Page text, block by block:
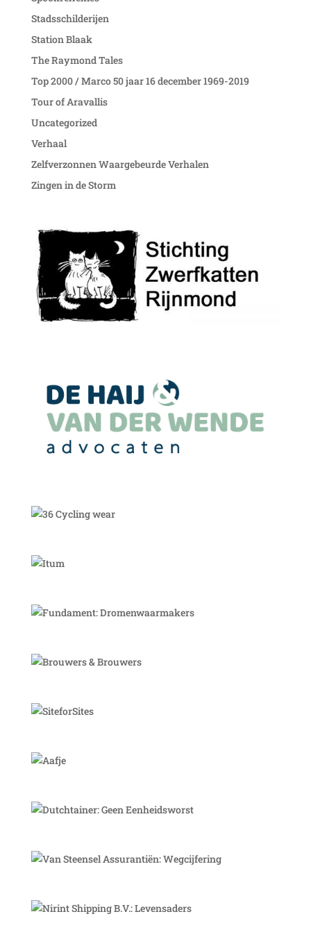
Stadsschilderijen
Station Blaak
The Raymond Tales
Top 2000 / Marco 50 jaar 16 december 1969-2019
Tour of Aravallis
Uncategorized
Verhaal
Zelfverzonnen Waargebeurde Verhalen
Zingen in de Storm